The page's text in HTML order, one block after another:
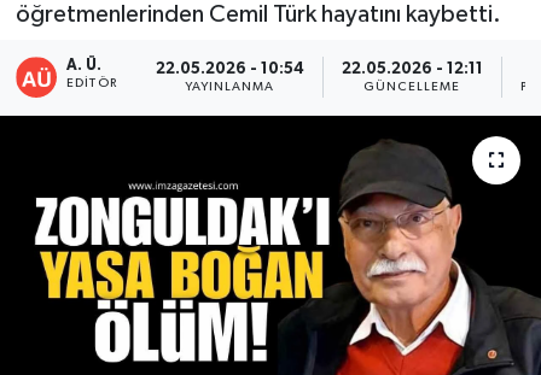
öğretmenlerinden Cemil Türk hayatını kaybetti.
A. Ü.
EDITÖR
22.05.2026 - 10:54
YAYINLANMA
22.05.2026 - 12:11
GÜNCELLEME
GÖKÇEBEY
KARABÜK
KASTAMONU